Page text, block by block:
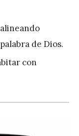
de Dios.
con